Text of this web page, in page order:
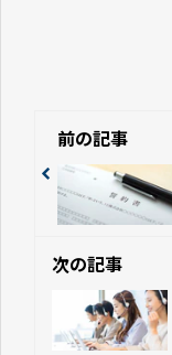
前の記事
次の記事